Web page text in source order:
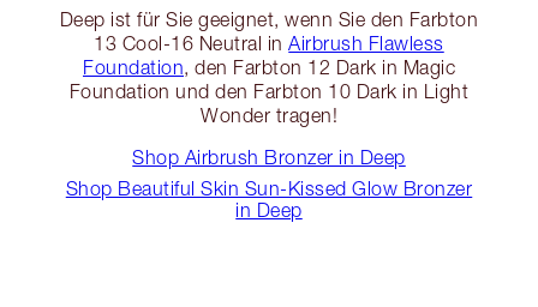
Deep ist für Sie geeignet, wenn Sie den Farbton
13 Cool-16 Neutral inAirbrush Flawless
Foundation, den Farbton 12 Dark in Magic
Foundation und den Farbton 10 Dark in Light
Wonder tragen!
Shop Airbrush Bronzer in Deep
Shop Beautiful Skin Sun-Kissed Glow Bronzer
in Deep